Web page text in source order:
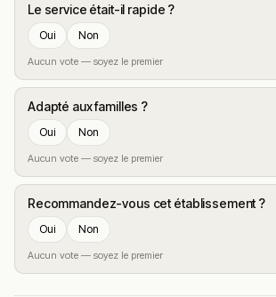
Le service était-il rapide ?
Oui Non
Aucun vote — soyez le premier
Adapté aux familles ?
Oui Non
Aucun vote — soyez le premier
Recommandez-vous cet établissement ?
Oui Non
Aucun vote — soyez le premier